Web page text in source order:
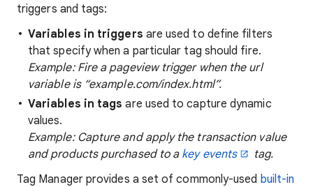
triggers and tags:
Variables in triggers are used to define filters
that specify when a particular tag should fire.
Example: Fire a pageview trigger when the url
variable is “example.com/index.html”.
Variables in tags are used to capture dynamic
values.
Example: Capture and apply the transaction value
and products purchased to a key events
tag.
Tag Manager provides a set of commonly-used built-in